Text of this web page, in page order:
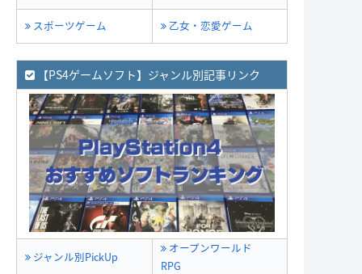
スポーツゲーム 乙女・恋愛ゲーム
【PS4ゲームソフト】ジャンル別記事リンク
ジャンル別PickUp
オープンワールド
RPG